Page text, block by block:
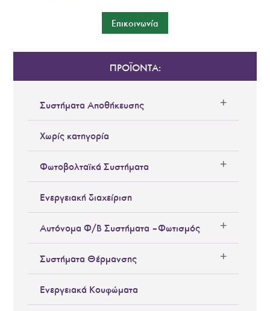
Επικοινωνία
ΠΡΟΪΟΝΤΑ:
Συστήματα Αποθήκευσης
Χωρίς κατηγορία
Φωτοβολταϊκά Συστήματα
Ενεργειακή διαχείριση
Αυτόνομα Φ/Β Συστήματα – Φωτισμός
Συστήματα Θέρμανσης
Ενεργειακά Κουφώματα